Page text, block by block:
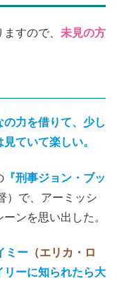
すので、 未見の方
力を借りて、 少し
ていて楽しい。
『刑事ジョン・ブッ
）で、アーミッシ
ンを思い出した。
ミー （エリカ・ロ
リーに知られたら大